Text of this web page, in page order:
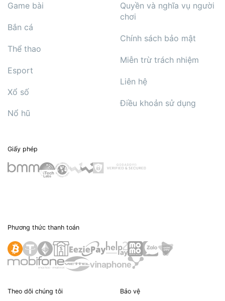
Game bài
Bắn cá
Thể thao
Esport
Xổ số
Nổ hũ
Quyền và nghĩa vụ người
chơi
Chính sách bảo mật
Miễn trừ trách nhiệm
Liên hệ
Điều khoản sử dụng
Giấy phép
Phương thức thanh toán
Theo dõi chúng tôi Bảo vệ